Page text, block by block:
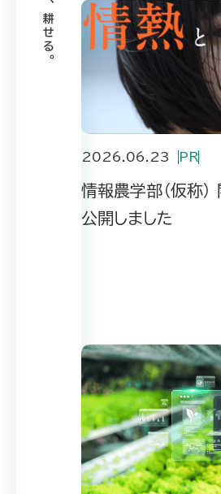
2026.06.23 PR
情報農学部（仮称
公開しました